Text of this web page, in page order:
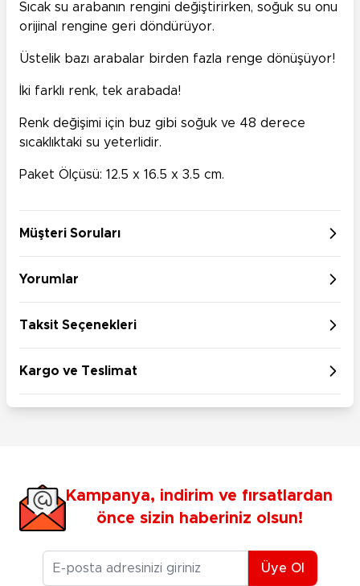
Sıcak su arabanın rengini değiştirirken, soğuk su onu
orijinal rengine geri döndürüyor.
Üstelik bazı arabalar birden fazla renge dönüşüyor!
İki farklı renk, tek arabada!
Renk değişimi için buz gibi soğuk ve 48 derece
sıcaklıktaki su yeterlidir.
Paket Ölçüsü: 12.5 x 16.5 x 3.5 cm.
Müşteri Soruları
Yorumlar
Taksit Seçenekleri
Kargo ve Teslimat
Kampanya, indirim ve fırsatlardan
önce sizin haberiniz olsun!
E-posta Adresiniz
Üye Ol